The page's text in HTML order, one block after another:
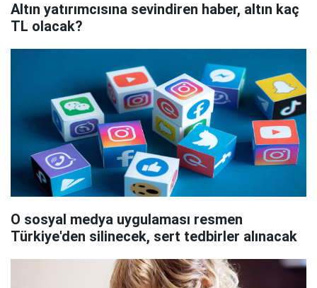
Altın yatırımcısına sevindiren haber, altın kaç
TL olacak?
O sosyal medya uygulaması resmen
Türkiye'den silinecek, sert tedbirler alınacak